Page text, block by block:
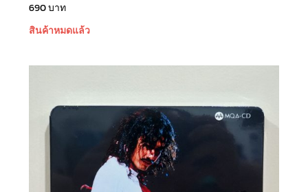
690บาท
สินค้าหมดแล้ว